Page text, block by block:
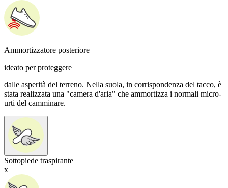
Ammortizzatore posteriore
ideato per proteggere
dalle asperità del terreno. Nella suola, in corrispondenza del tacco, è
stata realizzata una "camera d'aria" che ammortizza i normali micro-
urti del camminare.
Sottopiede traspirante
x